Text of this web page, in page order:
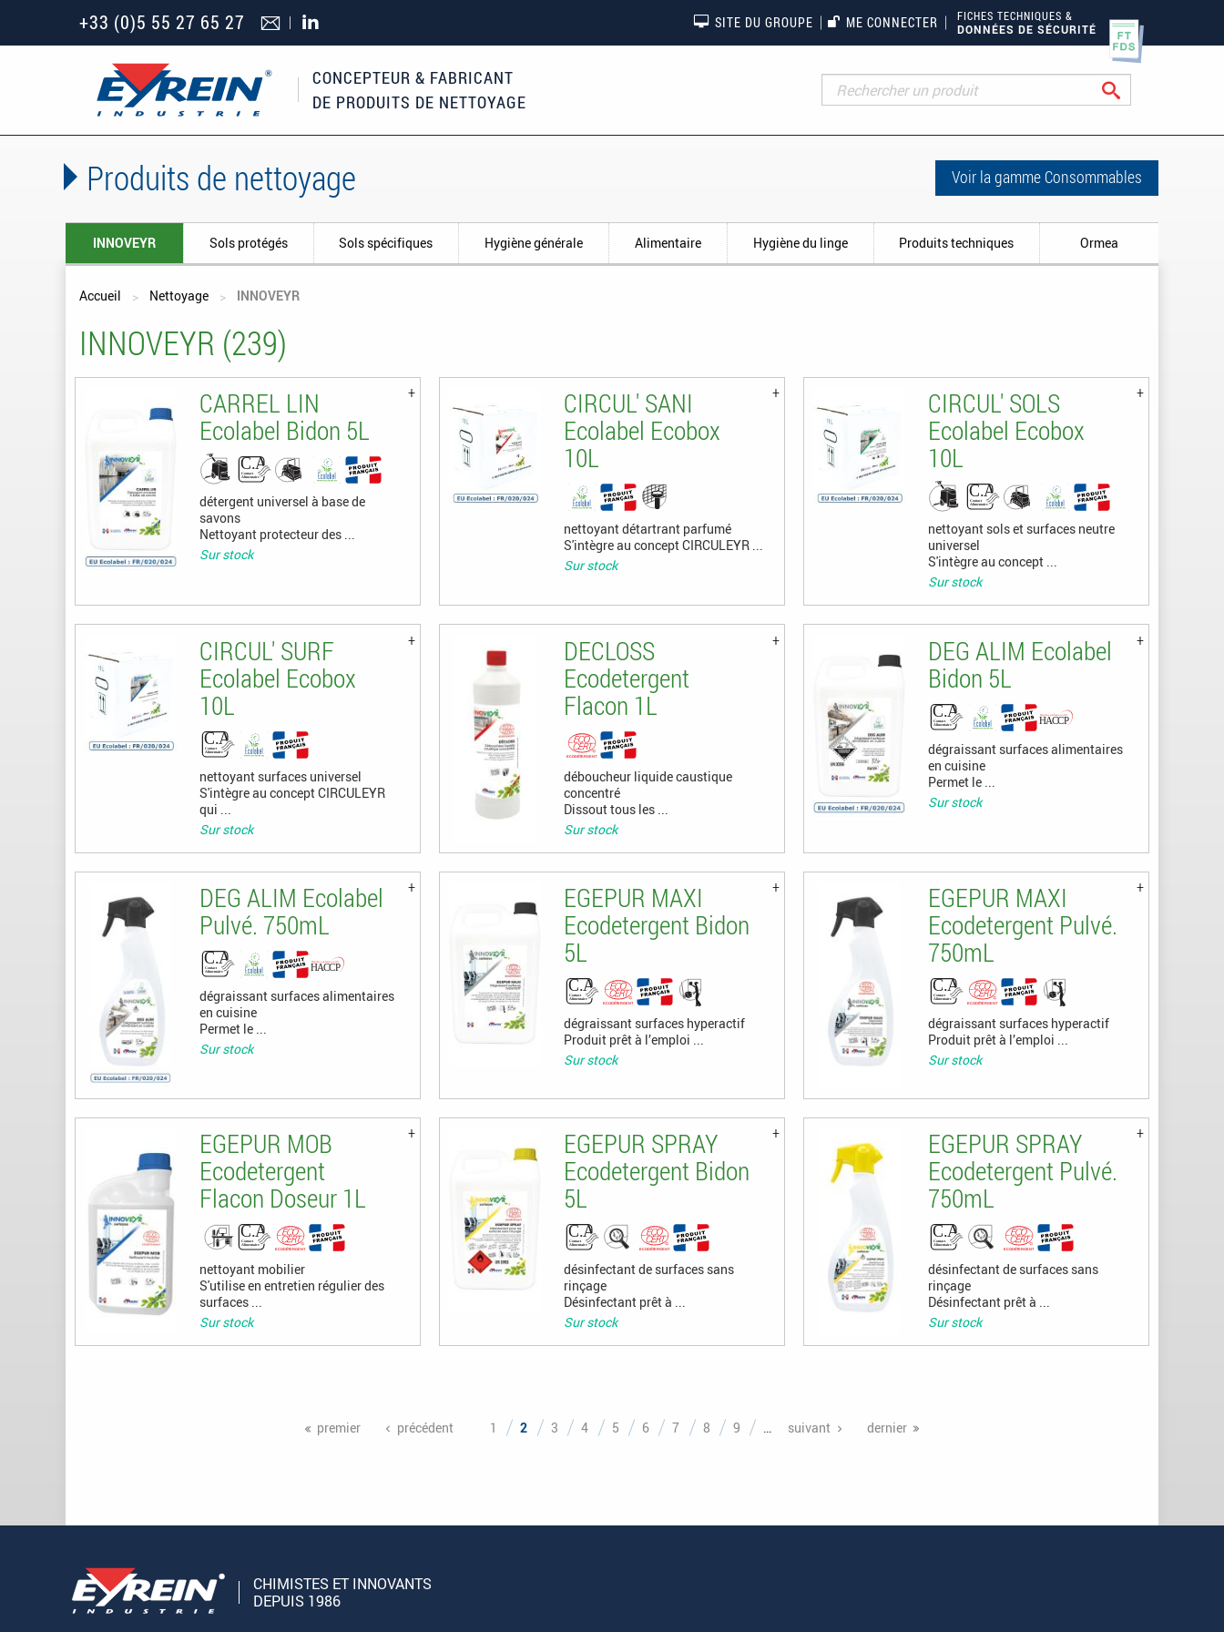
+33 (0)5 55 27 65 27 SITE DU GROUPE ME CONNECTER
FICHES TECHNIQUES &
DONNÉES DE SÉCURITÉ
CONCEPTEUR & FABRICANT
DE PRODUITS DE NETTOYAGE
Produits de nettoyage Voir la gamme Consommables
INNOVEYR Sols protégés Sols spécifiques Hygiène générale Alimentaire Hygiène du linge Produits techniques Ormea
Vous êtes ici
Accueil Nettoyage INNOVEYR
INNOVEYR (239)
CARREL LIN
Ecolabel Bidon 5L
détergent universel à base de
savons
Nettoyant protecteur des ...
Sur stock
CIRCUL' SANI
Ecolabel Ecobox
10L
nettoyant détartrant parfumé
S'intègre au concept CIRCULEYR ...
Sur stock
CIRCUL' SOLS
Ecolabel Ecobox
10L
nettoyant sols et surfaces neutre
universel
S'intègre au concept ...
Sur stock
CIRCUL' SURF
Ecolabel Ecobox
10L
nettoyant surfaces universel
S'intègre au concept CIRCULEYR
qui ...
Sur stock
DECLOSS
Ecodetergent
Flacon 1L
déboucheur liquide caustique
concentré
Dissout tous les ...
Sur stock
DEG ALIM Ecolabel
Bidon 5L
dégraissant surfaces alimentaires
en cuisine
Permet le ...
Sur stock
DEG ALIM Ecolabel
Pulvé. 750mL
dégraissant surfaces alimentaires
en cuisine
Permet le ...
Sur stock
EGEPUR MAXI
Ecodetergent Bidon
5L
dégraissant surfaces hyperactif
Produit prêt à l’emploi ...
Sur stock
EGEPUR MAXI
Ecodetergent Pulvé.
750mL
dégraissant surfaces hyperactif
Produit prêt à l’emploi ...
Sur stock
EGEPUR MOB
Ecodetergent
Flacon Doseur 1L
nettoyant mobilier
S'utilise en entretien régulier des
surfaces ...
Sur stock
EGEPUR SPRAY
Ecodetergent Bidon
5L
désinfectant de surfaces sans
rinçage
Désinfectant prêt à ...
Sur stock
EGEPUR SPRAY
Ecodetergent Pulvé.
750mL
désinfectant de surfaces sans
rinçage
Désinfectant prêt à ...
Sur stock
premier précédent 1 2 3 4 5 6 7 8 9 suivant dernier
CHIMISTES ET INNOVANTS
DEPUIS 1986